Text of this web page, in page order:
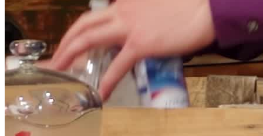
3 - 1.000 Personen
Sprache
Deutsch, Englisch, Französisch
Theater als Teamevent